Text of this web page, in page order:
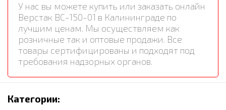
У нас вы можете купить или заказать онлайн
Верстак ВС-150-01 в Калининграде по
лучшим ценам. Мы осуществляем как
розничные так и оптовые продажи. Все
товары сертифицированы и подходят под
требования надзорных органов.
Категории: